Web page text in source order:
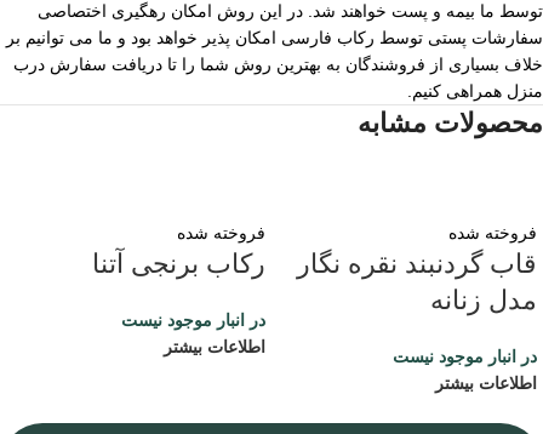
توسط ما بیمه و پست خواهند شد. در این روش امکان رهگیری اختصاصی
سفارشات پستی توسط رکاب فارسی امکان پذیر خواهد بود و ما می توانیم بر
خلاف بسیاری از فروشندگان به بهترین روش شما را تا دریافت سفارش درب
منزل همراهی کنیم.
محصولات مشابه
فروخته شده
قاب گردنبند نقره نگار
مدل زنانه
در انبار موجود نیست
اطلاعات بیشتر
فروخته شده
رکاب برنجی آتنا
در انبار موجود نیست
اطلاعات بیشتر